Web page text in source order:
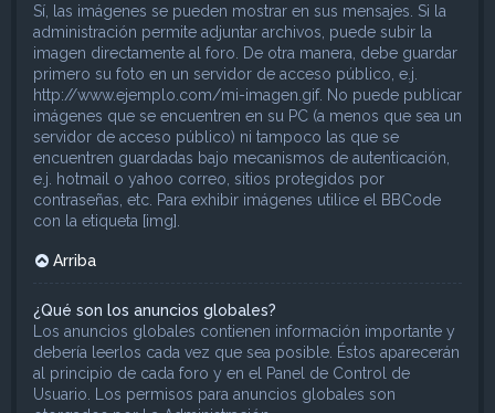
Sí, las imágenes se pueden mostrar en sus mensajes. Si la
administración permite adjuntar archivos, puede subir la
imagen directamente al foro. De otra manera, debe guardar
primero su foto en un servidor de acceso público, e.j.
http://www.ejemplo.com/mi-imagen.gif. No puede publicar
imágenes que se encuentren en su PC (a menos que sea un
servidor de acceso público) ni tampoco las que se
encuentren guardadas bajo mecanismos de autenticación,
e.j. hotmail o yahoo correo, sitios protegidos por
contraseñas, etc. Para exhibir imágenes utilice el BBCode
con la etiqueta [img].
Arriba
¿Qué son los anuncios globales?
Los anuncios globales contienen información importante y
debería leerlos cada vez que sea posible. Éstos aparecerán
al principio de cada foro y en el Panel de Control de
Usuario. Los permisos para anuncios globales son